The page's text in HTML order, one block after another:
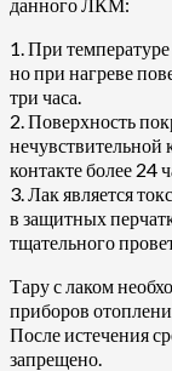
1. При
но при нагреве
три часа.
2. Поверхность
контакте более 24
3. Лак является
в защитных
тщательного
Тару с лаком
приборов
После истечения
запрещено.